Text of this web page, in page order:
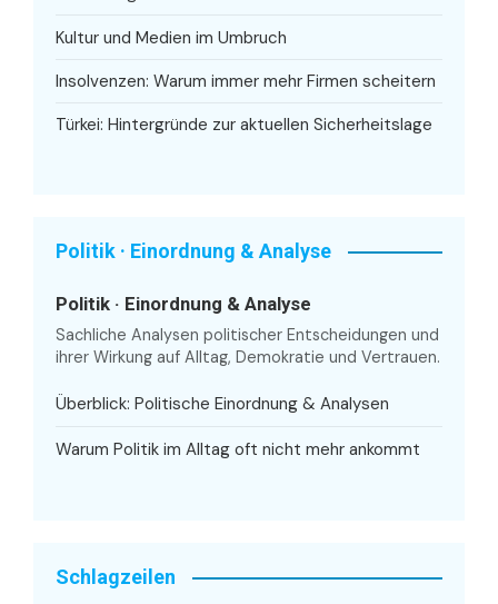
Kultur und Medien im Umbruch
Insolvenzen: Warum immer mehr Firmen scheitern
Türkei: Hintergründe zur aktuellen Sicherheitslage
Politik · Einordnung & Analyse
Politik · Einordnung & Analyse
Sachliche Analysen politischer Entscheidungen und
ihrer Wirkung auf Alltag, Demokratie und Vertrauen.
Überblick: Politische Einordnung & Analysen
Warum Politik im Alltag oft nicht mehr ankommt
Schlagzeilen